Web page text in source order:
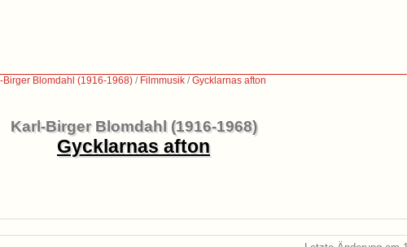
Birger Blomdahl (1916-1968) / Filmmusik /Gycklarnas afton
Karl-Birger Blomdahl (1916-1968)
Gycklarnas afton